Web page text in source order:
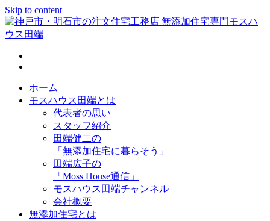
Skip to content
神戸市・明石市の注文住宅工務店 無添加住宅専門モスハウス
田端
ホーム
モスハウス田端とは
代表者の思い
スタッフ紹介
田端健二の
「無添加住宅に暮らそう」
田端広子の
「Moss House通信」
モスハウス田端チャンネル
会社概要
無添加住宅とは